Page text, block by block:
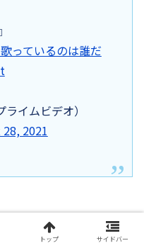
っているのは誰だ
イムビデオ）
2021
トップ サイドバー